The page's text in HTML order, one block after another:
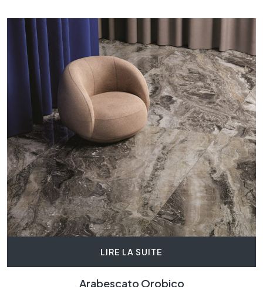
LIRE LA SUITE
Arabescato Orobico